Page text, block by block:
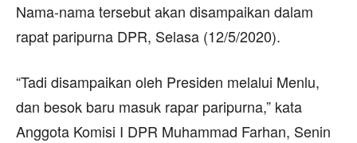
Nama-nama tersebut akan disampaikan dalam
rapat paripurna DPR, Selasa (12/5/2020).
“Tadi disampaikan oleh Presiden melalui Menlu,
dan besok baru masuk rapar paripurna,” kata
Anggota Komisi I DPR Muhammad Farhan, Senin